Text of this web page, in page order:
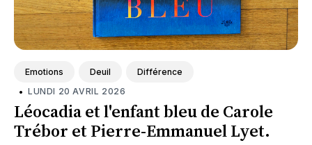
Emotions Deuil Différence
• LUNDI 20 AVRIL 2026
Léocadia et l'enfant bleu de Carole
Trébor et Pierre-Emmanuel Lyet.